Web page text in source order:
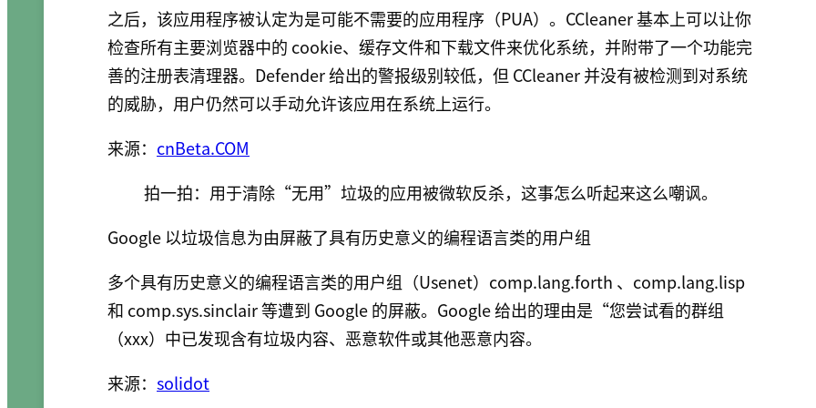
之后，该应用程序被认定为是可能不需要的应用程序（PUA）。CCleaner 基本上可以让你
检查所有主要浏览器中的 cookie、缓存文件和下载文件来优化系统，并附带了一个功能完
善的注册表清理器。Defender 给出的警报级别较低，但 CCleaner 并没有被检测到对系统
的威胁，用户仍然可以手动允许该应用在系统上运行。
来源： cnBeta.COM
拍一拍：用于清除“无用”垃圾的应用被微软反杀，这事怎么听起来这么嘲讽。
Google 以垃圾信息为由屏蔽了具有历史意义的编程语言类的用户组
多个具有历史意义的编程语言类的用户组（Usenet）comp.lang.forth 、comp.lang.lisp
和 comp.sys.sinclair 等遭到 Google 的屏蔽。Google 给出的理由是“您尝试看的群组
（xxx）中已发现含有垃圾内容、恶意软件或其他恶意内容。
来源： solidot